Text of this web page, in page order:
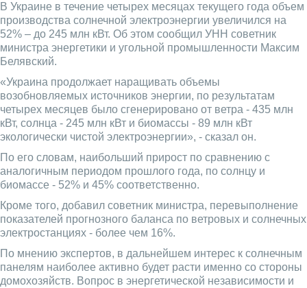
В Украине в течение четырех месяцах текущего года объем
производства солнечной электроэнергии увеличился на
52% – до 245 млн кВт. Об этом сообщил УНН советник
министра энергетики и угольной промышленности Максим
Белявский.
«Украина продолжает наращивать объемы
возобновляемых источников энергии, по результатам
четырех месяцев было сгенерировано от ветра - 435 млн
кВт, солнца - 245 млн кВт и биомассы - 89 млн кВт
экологически чистой электроэнергии», - сказал он.
По его словам, наибольший прирост по сравнению с
аналогичным периодом прошлого года, по солнцу и
биомассе - 52% и 45% соответственно.
Кроме того, добавил советник министра, перевыполнение
показателей прогнозного баланса по ветровых и солнечных
электростанциях - более чем 16%.
По мнению экспертов, в дальнейшем интерес к солнечным
панелям наиболее активно будет расти именно со стороны
домохозяйств. Вопрос в энергетической независимости и